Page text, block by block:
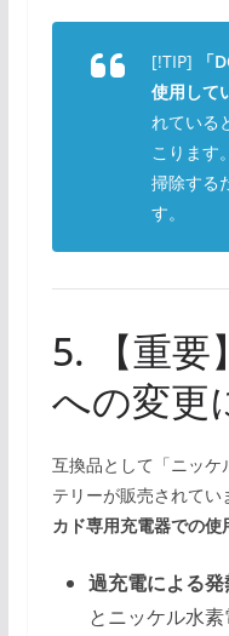
[!TIP]
「
使用して
れている
こります
掃除する
す。
5. 【重要
への変更
互換品として「ニッ
テリーが販売されてい
カド専用充電器での使
過充電による
とニッケル水